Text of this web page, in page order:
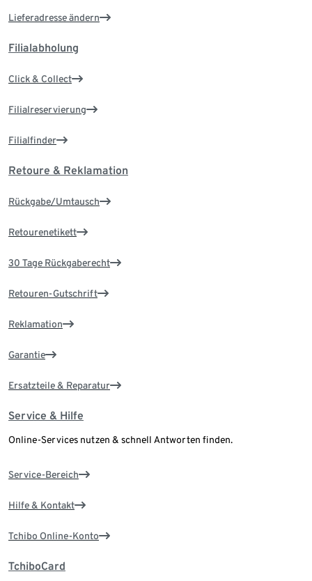
Lieferadresse ändern
Filialabholung
Click & Collect
Filialreservierung
Filialfinder
Retoure & Reklamation
Rückgabe/Umtausch
Retourenetikett
30 Tage Rückgaberecht
Retouren-Gutschrift
Reklamation
Garantie
Ersatzteile & Reparatur
Service & Hilfe
Online-Services nutzen & schnell Antworten finden.
Service-Bereich
Hilfe & Kontakt
Tchibo Online-Konto
TchiboCard